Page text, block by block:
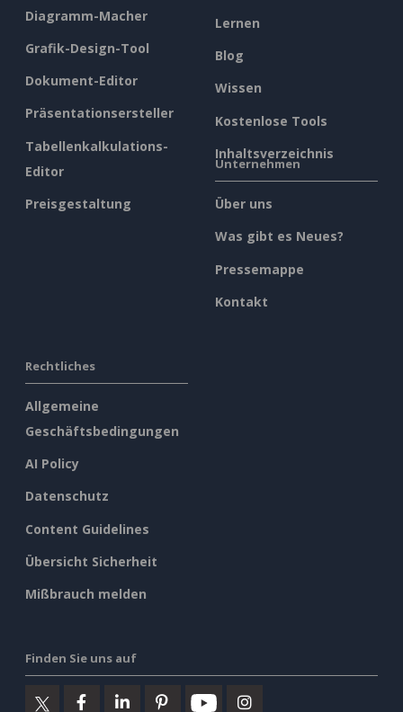
Diagramm-Macher
Grafik-Design-Tool
Dokument-Editor
Präsentationsersteller
Tabellenkalkulations-
Editor
Preisgestaltung
Lernen
Blog
Wissen
Kostenlose Tools
Inhaltsverzeichnis
Unternehmen
Über uns
Was gibt es Neues?
Pressemappe
Kontakt
Rechtliches
Allgemeine
Geschäftsbedingungen
AI Policy
Datenschutz
Content Guidelines
Übersicht Sicherheit
Mißbrauch melden
Finden Sie uns auf